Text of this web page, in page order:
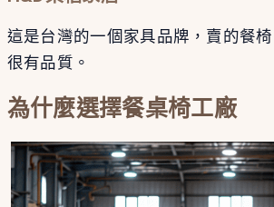
這是台灣的一個家具品牌，賣的餐
很有品質。
為什麼選擇餐桌椅工廠